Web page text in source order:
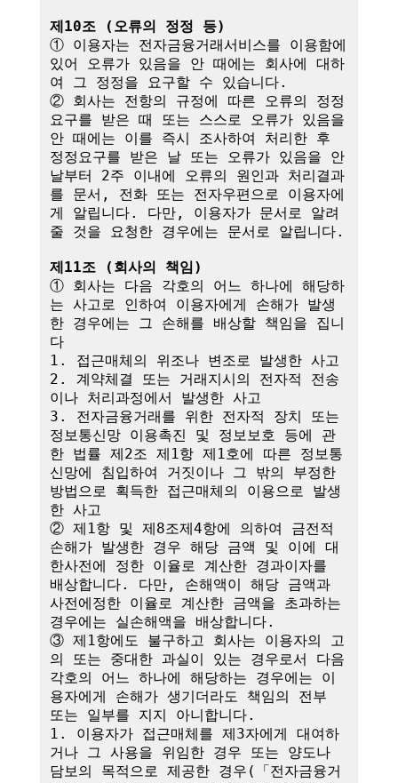
제10조 (오류의 정정 등)
① 이용자는 전자금융거래서비스를 이용함에
있어 오류가 있음을 안 때에는 회사에 대하
여 그 정정을 요구할 수 있습니다.
② 회사는 전항의 규정에 따른 오류의 정정
요구를 받은 때 또는 스스로 오류가 있음을
안 때에는 이를 즉시 조사하여 처리한 후
정정요구를 받은 날 또는 오류가 있음을 안
날부터 2주 이내에 오류의 원인과 처리결과
를 문서, 전화 또는 전자우편으로 이용자에
게 알립니다. 다만, 이용자가 문서로 알려
줄 것을 요청한 경우에는 문서로 알립니다.
제11조 (회사의 책임)
① 회사는 다음 각호의 어느 하나에 해당하
는 사고로 인하여 이용자에게 손해가 발생
한 경우에는 그 손해를 배상할 책임을 집니
다
1. 접근매체의 위조나 변조로 발생한 사고
2. 계약체결 또는 거래지시의 전자적 전송
이나 처리과정에서 발생한 사고
3. 전자금융거래를 위한 전자적 장치 또는
정보통신망 이용촉진 및 정보보호 등에 관
한 법률 제2조 제1항 제1호에 따른 정보통
신망에 침입하여 거짓이나 그 밖의 부정한
방법으로 획득한 접근매체의 이용으로 발생
한 사고
② 제1항 및 제8조제4항에 의하여 금전적
손해가 발생한 경우 해당 금액 및 이에 대
한사전에 정한 이율로 계산한 경과이자를
배상합니다. 다만, 손해액이 해당 금액과
사전에정한 이율로 계산한 금액을 초과하는
경우에는 실손해액을 배상합니다.
③ 제1항에도 불구하고 회사는 이용자의 고
의 또는 중대한 과실이 있는 경우로서 다음
각호의 어느 하나에 해당하는 경우에는 이
용자에게 손해가 생기더라도 책임의 전부
또는 일부를 지지 아니합니다.
1. 이용자가 접근매체를 제3자에게 대여하
거나 그 사용을 위임한 경우 또는 양도나
담보의 목적으로 제공한 경우(「전자금융거